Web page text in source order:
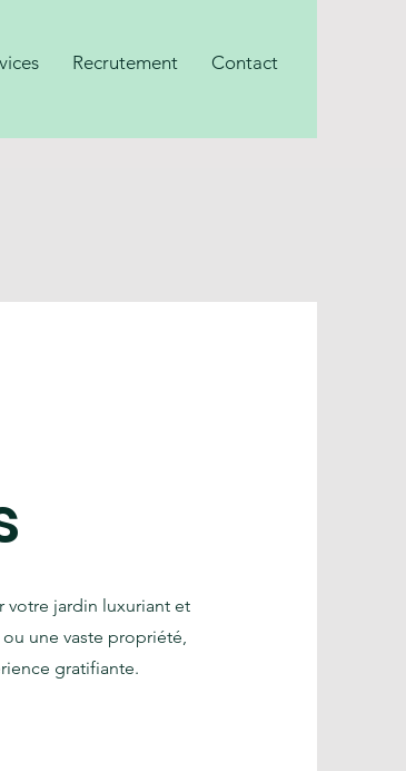
Recrutement Contact
votre jardin luxuriant et
une vaste propriété,
gratifiante.